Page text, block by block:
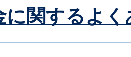
に関するよく